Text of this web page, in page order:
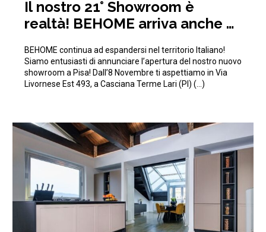
Il nostro 21° Showroom è
realtà! BEHOME arriva anche a
BEHOME continua ad espandersi nel territorio Italiano!
Siamo entusiasti di annunciare l’apertura del nostro nuovo
showroom a Pisa! Dall’8 Novembre ti aspettiamo in Via
Livornese Est 493, a Casciana Terme Lari (PI) (…)